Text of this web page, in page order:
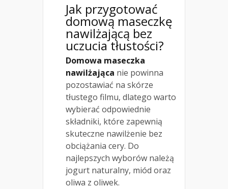
Jak przygotować
domową maseczkę
nawilżającą bez
uczucia tłustości?
Domowa maseczka
nawilżająca nie powinna
pozostawiać na skórze
tłustego filmu, dlatego warto
wybierać odpowiednie
składniki, które zapewnią
skuteczne nawilżenie bez
obciążania cery. Do
najlepszych wyborów należą
jogurt naturalny, miód oraz
oliwa z oliwek.